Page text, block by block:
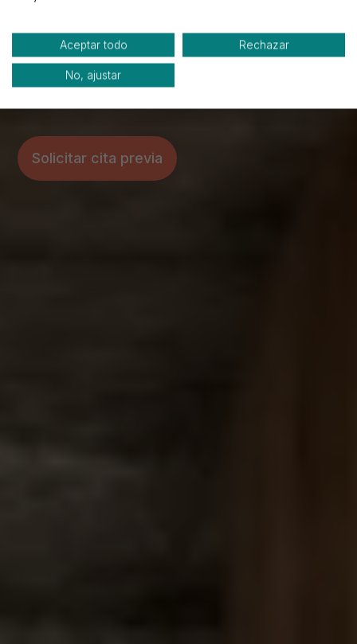
muebles de cocina y baños a medida.
En Eurocasa, te asesoramos y ofrecemos
financiación para que tu reforma sea de lo más
Solicitar cita previa
Aceptar todo Rechazar
No, ajustar